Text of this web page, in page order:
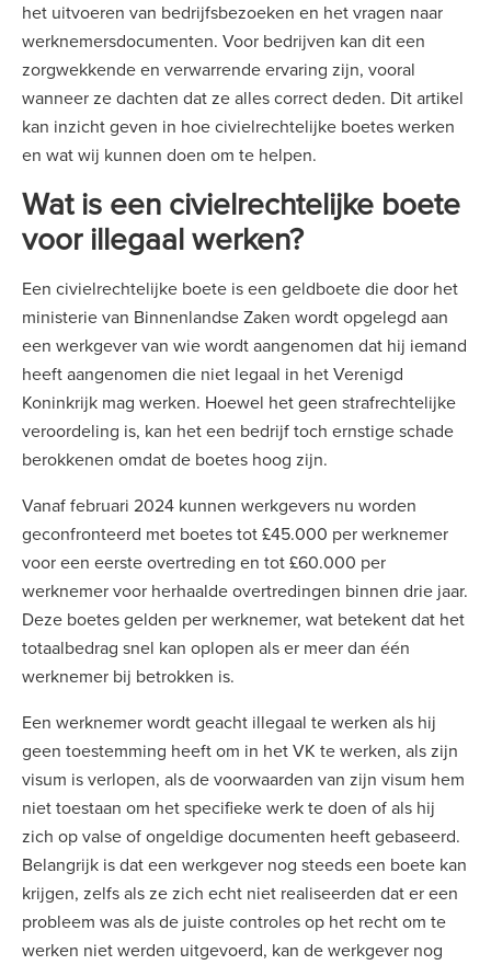
het uitvoeren van bedrijfsbezoeken en het vragen naar
werknemersdocumenten. Voor bedrijven kan dit een
zorgwekkende en verwarrende ervaring zijn, vooral
wanneer ze dachten dat ze alles correct deden. Dit artikel
kan inzicht geven in hoe civielrechtelijke boetes werken
en wat wij kunnen doen om te helpen.
Wat is een civielrechtelijke boete
voor illegaal werken?
Een civielrechtelijke boete is een geldboete die door het
ministerie van Binnenlandse Zaken wordt opgelegd aan
een werkgever van wie wordt aangenomen dat hij iemand
heeft aangenomen die niet legaal in het Verenigd
Koninkrijk mag werken. Hoewel het geen strafrechtelijke
veroordeling is, kan het een bedrijf toch ernstige schade
berokkenen omdat de boetes hoog zijn.
Vanaf februari 2024 kunnen werkgevers nu worden
geconfronteerd met boetes tot £45.000 per werknemer
voor een eerste overtreding en tot £60.000 per
werknemer voor herhaalde overtredingen binnen drie jaar.
Deze boetes gelden per werknemer, wat betekent dat het
totaalbedrag snel kan oplopen als er meer dan één
werknemer bij betrokken is.
Een werknemer wordt geacht illegaal te werken als hij
geen toestemming heeft om in het VK te werken, als zijn
visum is verlopen, als de voorwaarden van zijn visum hem
niet toestaan om het specifieke werk te doen of als hij
zich op valse of ongeldige documenten heeft gebaseerd.
Belangrijk is dat een werkgever nog steeds een boete kan
krijgen, zelfs als ze zich echt niet realiseerden dat er een
probleem was als de juiste controles op het recht om te
werken niet werden uitgevoerd, kan de werkgever nog